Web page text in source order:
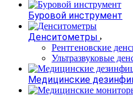
Буровой инструмент
Денситометры
Рентгеновские
Ультразвуковые
Медицинские